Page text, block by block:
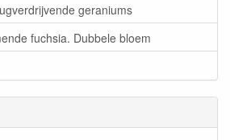
geraniums
fuchsia. Dubbele bloem